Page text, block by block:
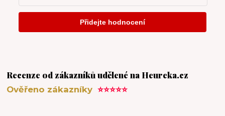
Recenze od zákazníků udělené na Heureka.cz
Ověřeno zákazníky⭐⭐⭐⭐⭐